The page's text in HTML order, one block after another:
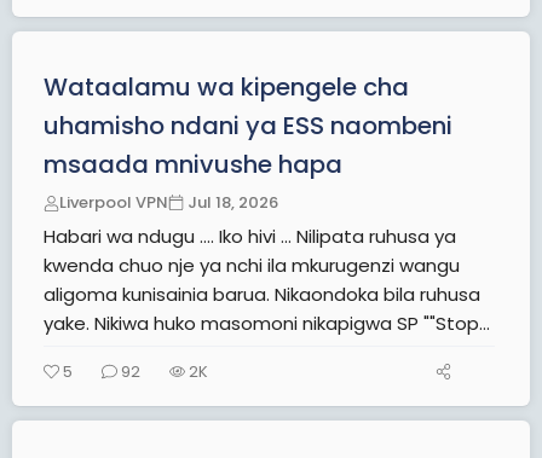
Wataalamu wa kipengele cha
uhamisho ndani ya ESS naombeni
msaada mnivushe hapa
Liverpool VPN Jul 18, 2026
Habari wa ndugu .... Iko hivi ... Nilipata ruhusa ya
kwenda chuo nje ya nchi ila mkurugenzi wangu
aligoma kunisainia barua. Nikaondoka bila ruhusa
yake. Nikiwa huko masomoni nikapigwa SP ""Stop...
5 92 2K